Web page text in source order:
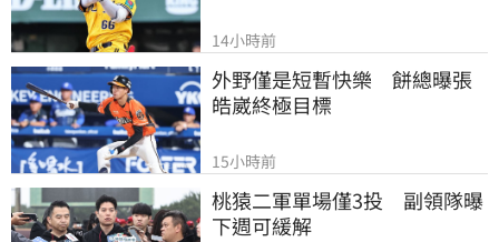
14小時前
外野僅是短暫快樂　餅總曝張
皓崴終極目標
15小時前
桃猿二軍單場僅3投　副領隊曝
下週可緩解